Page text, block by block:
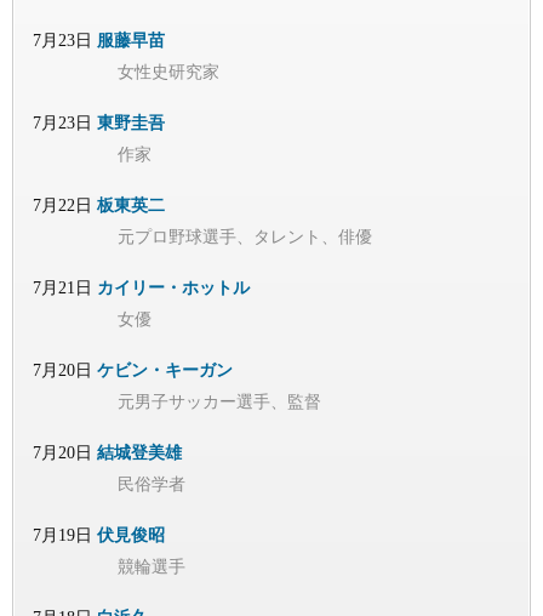
7月23日 服藤早苗
女性史研究家
7月23日 東野圭吾
作家
7月22日 板東英二
元プロ野球選手、タレント、俳優
7月21日 カイリー・ホットル
女優
7月20日 ケビン・キーガン
元男子サッカー選手、監督
7月20日 結城登美雄
民俗学者
7月19日 伏見俊昭
競輪選手